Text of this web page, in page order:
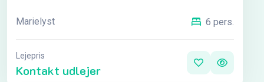
Marielyst 6 pers.
Lejepris
Kontakt udlejer